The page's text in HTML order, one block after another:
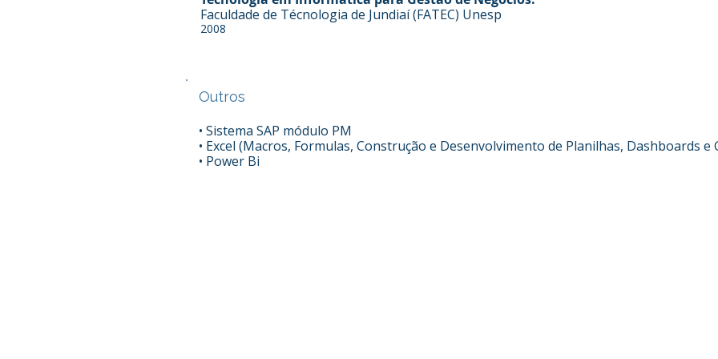
Faculdade de Técnologia de Jundiaí (FATEC) Unesp
2008
Outros
• Sistema SAP módulo PM
• Excel (Macros, Formulas, Construção e Desenvolvimento de Planilhas, Dashboards e
• Power Bi